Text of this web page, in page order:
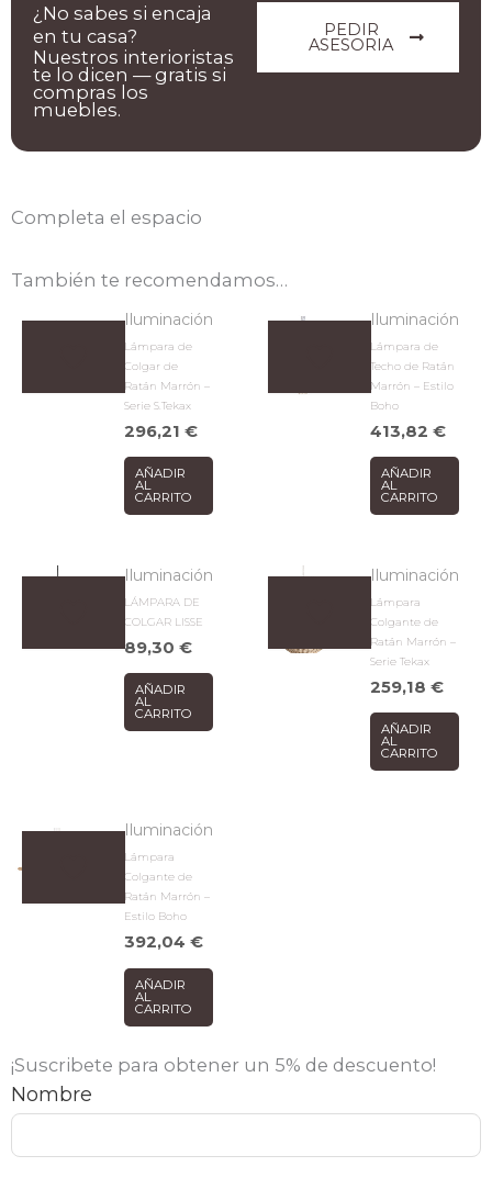
PEDIR
ASESORIA
¿No sabes si encaja
en tu casa?
Nuestros interioristas
te lo dicen — gratis si
compras los
muebles.
Completa el espacio
También te recomendamos…
Iluminación
Lámpara de
Colgar de
Ratán Marrón –
Serie S.Tekax
296,21€
AÑADIR
AL
CARRITO
Iluminación
Lámpara de
Techo de Ratán
Marrón – Estilo
Boho
413,82€
AÑADIR
AL
CARRITO
Iluminación
LÁMPARA DE
COLGAR LISSE
89,30€
AÑADIR
AL
CARRITO
Iluminación
Lámpara
Colgante de
Ratán Marrón –
Serie Tekax
259,18€
AÑADIR
AL
CARRITO
Iluminación
Lámpara
Colgante de
Ratán Marrón –
Estilo Boho
392,04€
AÑADIR
AL
CARRITO
¡Suscribete para obtener un 5% de descuento!
Nombre